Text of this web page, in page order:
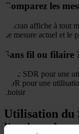
Comparez les
L'écran affiche à tout
de mesure actuel et le
Sans fil ou filaire
Avec SDR pour une
SDR pour une
choisir
Utilisation du
l'artisan, les